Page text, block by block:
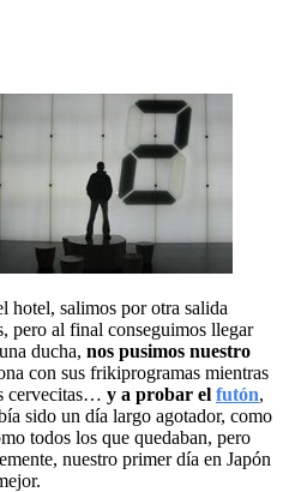
hotel, salimos por otra salida
pero al final conseguimos llegar
ducha, nos pusimos nuestro
con sus frikiprogramas mientras
cervecitas… y a probar el futón,
sido un día largo agotador, como
todos los que quedaban, pero
nuestro primer día en Japón